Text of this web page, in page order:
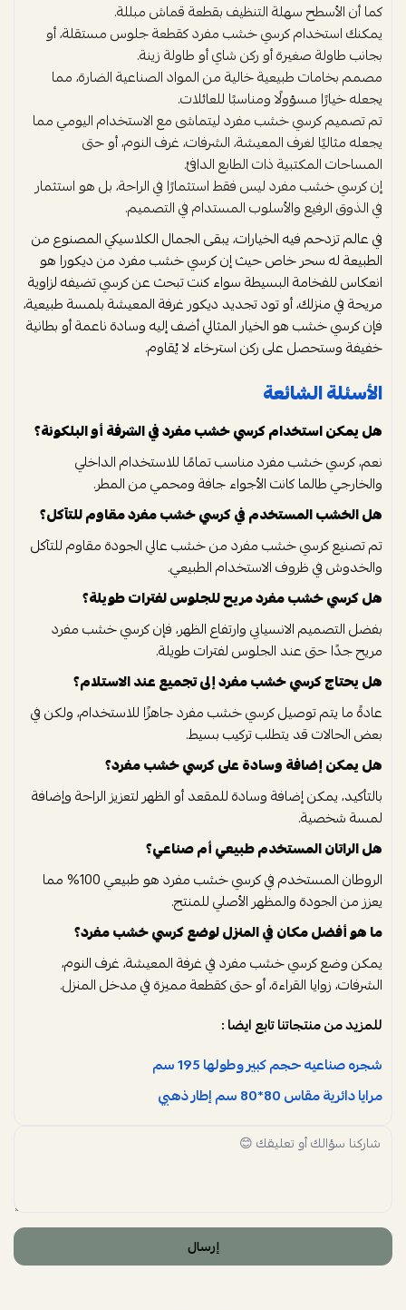
كما أن الأسطح سهلة التنظيف بقطعة قماش مبللة.
يمكنك استخدام كرسي خشب مفرد كقطعة جلوس مستقلة، أو
بجانب طاولة صغيرة أو ركن شاي أو طاولة زينة.
مصمم بخامات طبيعية خالية من المواد الصناعية الضارة، مما
يجعله خيارًا مسؤولًا ومناسبًا للعائلات.
تم تصميم كرسي خشب مفرد ليتماشى مع الاستخدام اليومي مما
يجعله مثاليًا لغرف المعيشة، الشرفات، غرف النوم، أو حتى
المساحات المكتبية ذات الطابع الدافئ.
إن كرسي خشب مفرد ليس فقط استثمارًا في الراحة، بل هو استثمار
في الذوق الرفيع والأسلوب المستدام في التصميم.
في عالم تزدحم فيه الخيارات، يبقى الجمال الكلاسيكي المصنوع من
الطبيعة له سحر خاص حيث إن كرسي خشب مفرد من ديكورا هو
انعكاس للفخامة البسيطة سواء كنت تبحث عن كرسي تضيفه لزاوية
مريحة في منزلك، أو تود تجديد ديكور غرفة المعيشة بلمسة طبيعية،
فإن كرسي خشب هو الخيار المثالي أضف إليه وسادة ناعمة أو بطانية
خفيفة وستحصل على ركن استرخاء لا يُقاوم.
الأسئلة الشائعة
هل يمكن استخدام كرسي خشب مفرد في الشرفة أو البلكونة؟
نعم، كرسي خشب مفرد مناسب تمامًا للاستخدام الداخلي
والخارجي طالما كانت الأجواء جافة ومحمي من المطر.
هل الخشب المستخدم في كرسي خشب مفرد مقاوم للتآكل؟
تم تصنيع كرسي خشب مفرد من خشب عالي الجودة مقاوم للتآكل
والخدوش في ظروف الاستخدام الطبيعي.
هل كرسي خشب مفرد مريح للجلوس لفترات طويلة؟
بفضل التصميم الانسيابي وارتفاع الظهر، فإن كرسي خشب مفرد
مريح جدًا حتى عند الجلوس لفترات طويلة.
هل يحتاج كرسي خشب مفرد إلى تجميع عند الاستلام؟
عادةً ما يتم توصيل كرسي خشب مفرد جاهزًا للاستخدام، ولكن في
بعض الحالات قد يتطلب تركيب بسيط.
هل يمكن إضافة وسادة على كرسي خشب مفرد؟
بالتأكيد، يمكن إضافة وسادة للمقعد أو الظهر لتعزيز الراحة وإضافة
لمسة شخصية.
هل الراتان المستخدم طبيعي أم صناعي؟
الروطان المستخدم في كرسي خشب مفرد هو طبيعي 100% مما
يعزز من الجودة والمظهر الأصلي للمنتج.
ما هو أفضل مكان في المنزل لوضع كرسي خشب مفرد؟
يمكن وضع كرسي خشب مفرد في غرفة المعيشة، غرف النوم،
الشرفات، زوايا القراءة، أو حتى كقطعة مميزة في مدخل المنزل.
للمزيد من منتجاتنا تابع ايضا :
شجره صناعيه حجم كبير وطولها 195 سم
مرايا دائرية مقاس 80*80 سم إطار ذهبي
إرسال